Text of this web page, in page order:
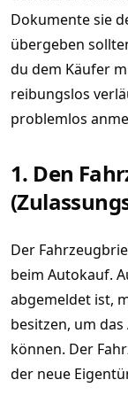
Dokumente sie
übergeben
du dem Käufer
reibungslos
problemlos
1. Den
Der
beim Autokauf.
abgemeldet ist,
besitzen, um
können. Der
der neue